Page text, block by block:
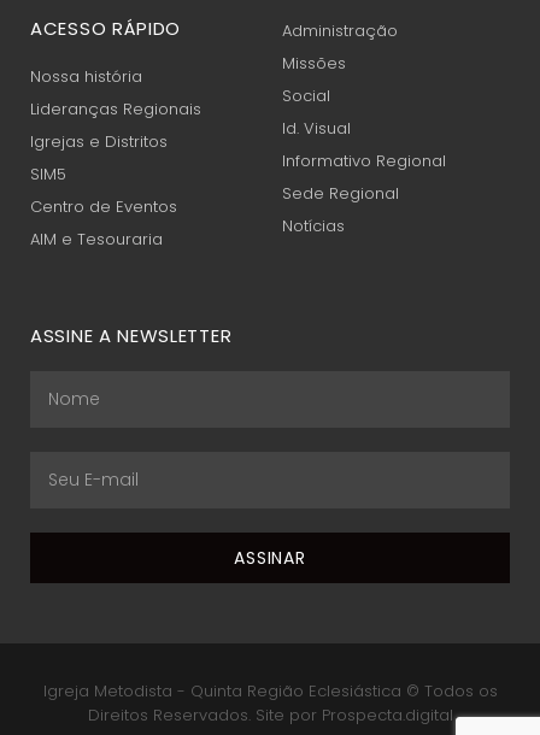
ACESSO RÁPIDO
Nossa história
Lideranças Regionais
Igrejas e Distritos
SIM5
Centro de Eventos
AIM e Tesouraria
Administração
Missões
Social
Id. Visual
Informativo Regional
Sede Regional
Notícias
ASSINE A NEWSLETTER
Igreja Metodista - Quinta Região Eclesiástica © Todos os
Direitos Reservados. Site por Prospecta.digital